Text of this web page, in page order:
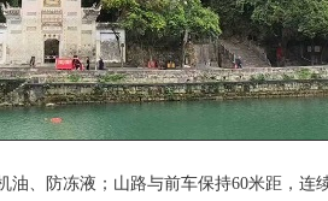
油、防冻液；山路与前车保持60米距，连